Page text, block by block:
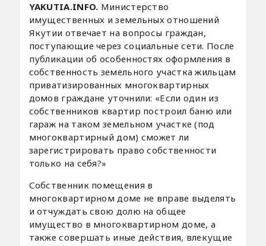
YAKUTIA.INFO. Министерство
имущественных и земельных отношений
Якутии отвечает на вопросы граждан,
поступающие через социальные сети. После
публикации об особенностях оформления в
собственность земельного участка жильцам
приватизированных многоквартирных
домов граждане уточнили: «Если один из
собственников квартир построил баню или
гараж на таком земельном участке (под
многоквартирный дом) сможет ли
зарегистрировать право собственности
только на себя?»
Собственник помещения в
многоквартирном доме не вправе выделять
и отчуждать свою долю на общее
имущество в многоквартирном доме, а
также совершать иные действия, влекущие